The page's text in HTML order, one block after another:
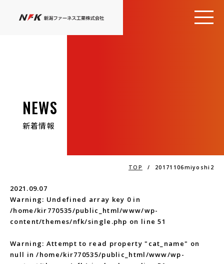
NEWS
新着情報
TOP / 20171106miyoshi2
2021.09.07
Warning: Undefined array key 0 in
/home/kir770535/public_html/www/wp-
content/themes/nfk/single.php on line51
Warning: Attempt to read property "cat_name" on
null in/home/kir770535/public_html/www/wp-